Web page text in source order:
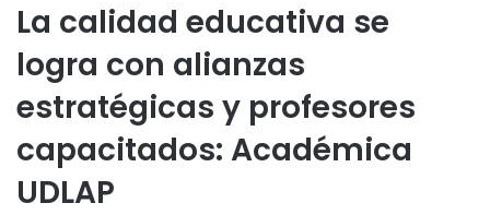
La calidad educativa se
logra con alianzas
estratégicas y profesores
capacitados: Académica
UDLAP